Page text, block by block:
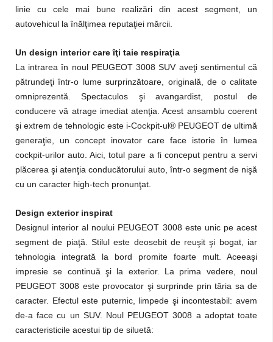
linie cu cele mai bune realizări din acest segment, un
autovehicul la înălţimea reputaţiei mărcii.
Un design interior care îţi taie respiraţia
La intrarea în noul PEUGEOT 3008 SUV aveţi sentimentul că
pătrundeţi într-o lume surprinzătoare, originală, de o calitate
omniprezentă. Spectaculos şi avangardist, postul de
conducere vă atrage imediat atenţia. Acest ansamblu coerent
şi extrem de tehnologic este i-Cockpit-ul® PEUGEOT de ultimă
generaţie, un concept inovator care face istorie în lumea
cockpit-urilor auto. Aici, totul pare a fi conceput pentru a servi
plăcerea şi atenţia conducătorului auto, într-o segment de nişă
cu un caracter high-tech pronunţat.
Design exterior inspirat
Designul interior al noului PEUGEOT 3008 este unic pe acest
segment de piaţă. Stilul este deosebit de reuşit şi bogat, iar
tehnologia integrată la bord promite foarte mult. Aceeaşi
impresie se continuă şi la exterior. La prima vedere, noul
PEUGEOT 3008 este provocator şi surprinde prin tăria sa de
caracter. Efectul este puternic, limpede şi incontestabil: avem
de-a face cu un SUV. Noul PEUGEOT 3008 a adoptat toate
caracteristicile acestui tip de siluetă: